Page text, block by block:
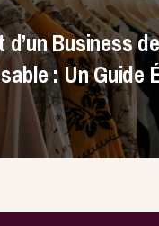
d’un Business
: Un Guide